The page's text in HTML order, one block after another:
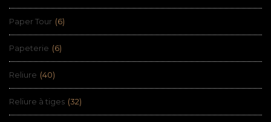
Paper Tour (6)
Papeterie (6)
Reliure (40)
Reliure à tiges (32)